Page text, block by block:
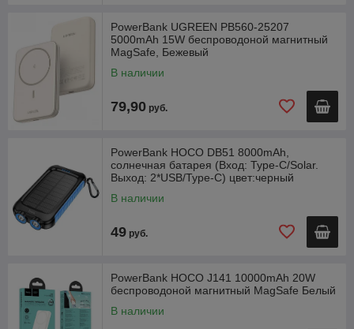
PowerBank UGREEN PB560-25207
5000mAh 15W беспроводоной магнитный
MagSafe, Бежевый
В наличии
79,90 руб.
PowerBank HOCO DB51 8000mAh,
солнечная батарея (Вход: Type-C/Solar.
Выход: 2*USB/Type-C) цвет:черный
В наличии
49 руб.
PowerBank HOCO J141 10000mAh 20W
беспроводоной магнитный MagSafe Белый
В наличии